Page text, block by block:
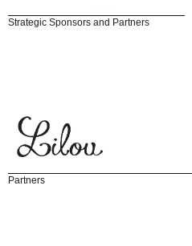
Strategic Sponsors and Partners
Partners